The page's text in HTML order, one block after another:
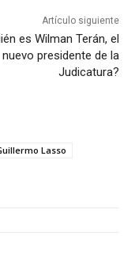
Artículo siguiente
es Wilman Terán, el
nuevo presidente de la
Judicatura?
Lasso